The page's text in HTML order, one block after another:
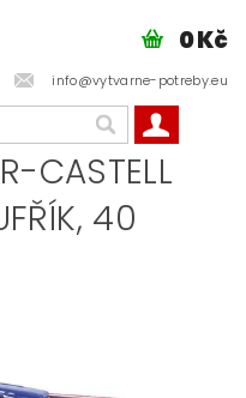
info@vytvarne-potreby.eu
0 Kč
CASTELL
40